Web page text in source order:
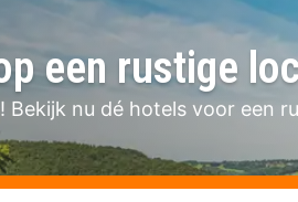
een rustige
Bekijk nu dé hotels voor een